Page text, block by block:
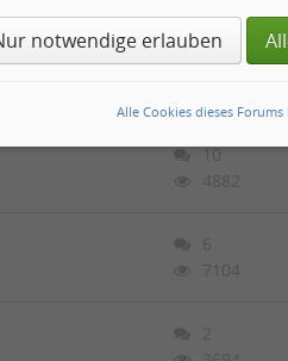
0
10
notwendige erlauben
Alle Cookies dieses Forums